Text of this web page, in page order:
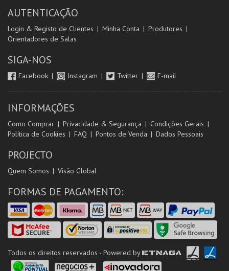
AUTENTICAÇÃO
Login & Registo de Clientes Minha Conta
Produtores
Orientadores de Salas
SIGA-NOS
Facebook Instagram Twitter E-mail
INFORMAÇÕES
Como Comprar Privacidade & Segurança
Condições Gerais
Política de Cookies
FAQ Pontos de Venda Dados Pessoais
PROJECTO
Quem Somos Visão Global
FORMAS DE PAGAMENTO:
Todos os direitos reservados - Powered by ETNAGA